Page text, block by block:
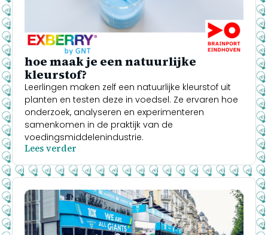
hoe maak je een natuurlijke
kleurstof?
Leerlingen maken zelf een natuurlijke kleurstof uit
planten en testen deze in voedsel. Ze ervaren hoe
onderzoek, analyseren en experimenteren
samenkomen in de praktijk van de
voedingsmiddelenindustrie.
Lees verder